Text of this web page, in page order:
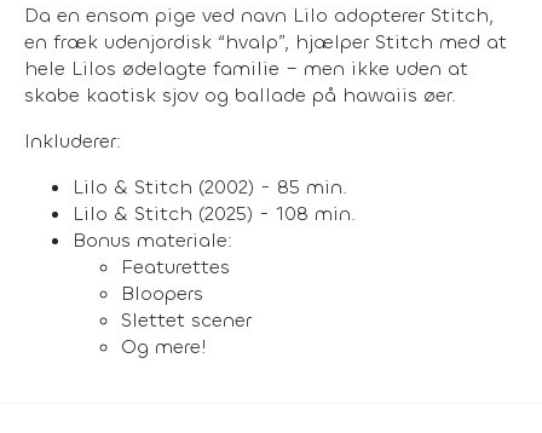
Da en ensom pige ved navn Lilo adopterer Stitch,
en fræk udenjordisk “hvalp”, hjælper Stitch med at
hele Lilos ødelagte familie – men ikke uden at
skabe kaotisk sjov og ballade på hawaiis øer.
Inkluderer:
Lilo & Stitch (2002) - 85 min.
Lilo & Stitch (2025) - 108 min.
Bonus materiale:
Featurettes
Bloopers
Slettet scener
Og mere!